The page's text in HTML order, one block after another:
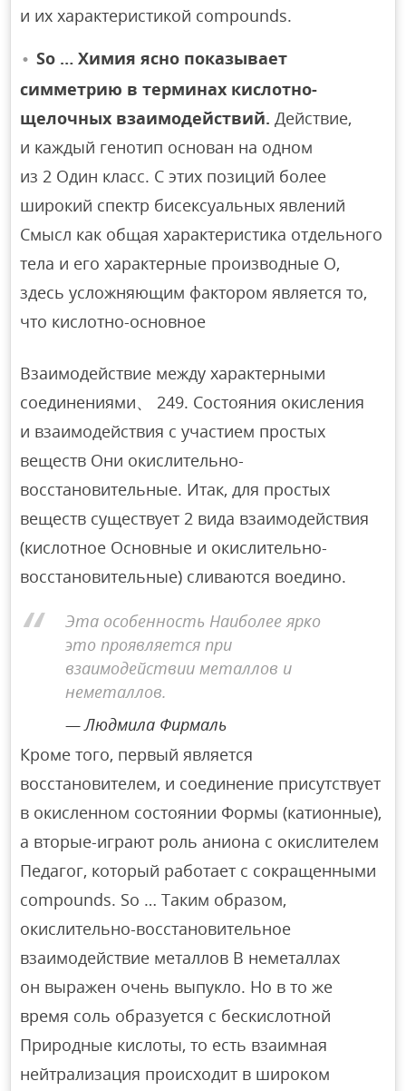
и их характеристикой compounds.
So … Химия ясно показывает
симметрию в терминах кислотно-
щелочных взаимодействий. Действие,
и каждый генотип основан на одном
из 2 Один класс. С этих позиций более
широкий спектр бисексуальных явлений
Смысл как общая характеристика отдельного
тела и его характерные производные О,
здесь усложняющим фактором является то,
что кислотно-основное
Взаимодействие между характерными
соединениями、 249. Состояния окисления
и взаимодействия с участием простых
веществ Они окислительно-
восстановительные. Итак, для простых
веществ существует 2 вида взаимодействия
(кислотное Основные и окислительно-
восстановительные) сливаются воедино.
Эта особенность Наиболее ярко
это проявляется при
взаимодействии металлов и
неметаллов.
Людмила Фирмаль
Кроме того, первый является
восстановителем, и соединение присутствует
в окисленном состоянии Формы (катионные),
а вторые-играют роль аниона с окислителем
Педагог, который работает с сокращенными
compounds. So … Таким образом,
окислительно-восстановительное
взаимодействие металлов В неметаллах
он выражен очень выпукло. Но в то же
время соль образуется с бескислотной
Природные кислоты, то есть взаимная
нейтрализация происходит в широком